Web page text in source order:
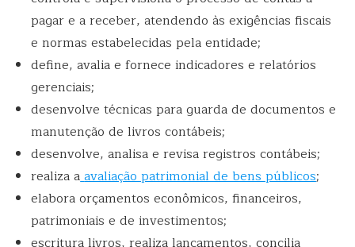
pagar e a receber, atendendo às exigências fiscais
e normas estabelecidas pela entidade;
define, avalia e fornece indicadores e relatórios
gerenciais;
desenvolve técnicas para guarda de documentos e
manutenção de livros contábeis;
desenvolve, analisa e revisa registros contábeis;
realiza aavaliação patrimonial de bens públicos;
elabora orçamentos econômicos, financeiros,
patrimoniais e de investimentos;